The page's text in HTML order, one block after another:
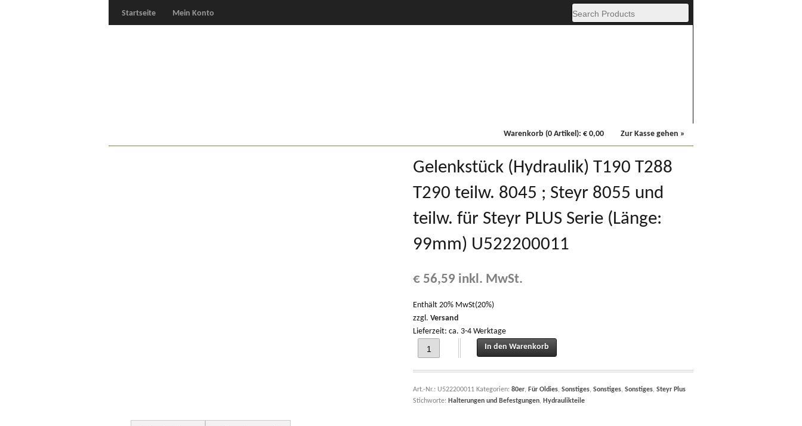
Startseite Mein Konto
Zur Kasse gehen »
Warenkorb (0 Artikel): € 0,00
Gelenkstück (Hydraulik) T190 T288
T290 teilw. 8045 ; Steyr 8055 und
teilw. für Steyr PLUS Serie (Länge:
99mm) U522200011
€56,59 inkl. MwSt.
Enthält 20% MwSt(20%)
zzgl. Versand
Lieferzeit: ca. 3-4 Werktage
Gelenkstück (Hydraulik) T190 T288 T290 teilw. 8045 ; Steyr 8055 und teilw. für Steyr PLUS Serie (Länge: 99mm)
In den Warenkorb
Art.-Nr.: U522200011 Kategorien: 80er, Für Oldies, Sonstiges, Sonstiges, Sonstiges, Steyr Plus
Stichworte: Halterungen und Befestgungen, Hydraulikteile